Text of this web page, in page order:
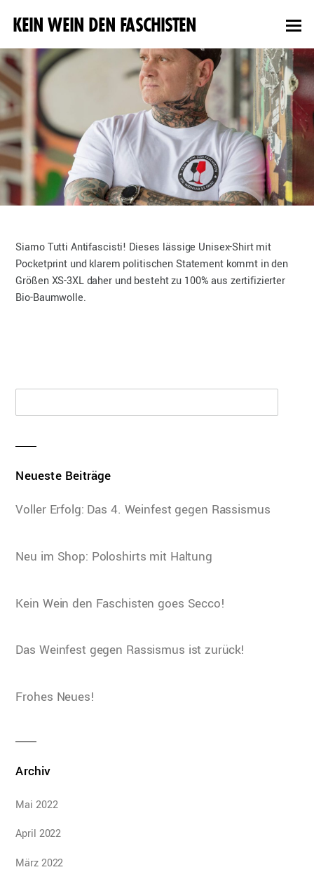
KEIN WEIN DEN FASCHISTEN
Siamo Tutti Antifascisti! Dieses lässige Unisex-Shirt mit
Pocketprint und klarem politischen Statement kommt in den
Größen XS-3XL daher und besteht zu 100% aus zertifizierter
Bio-Baumwolle.
Neueste Beiträge
Voller Erfolg: Das 4. Weinfest gegen Rassismus
Neu im Shop: Poloshirts mit Haltung
Kein Wein den Faschisten goes Secco!
Das Weinfest gegen Rassismus ist zurück!
Frohes Neues!
Archiv
Mai 2022
April 2022
März 2022